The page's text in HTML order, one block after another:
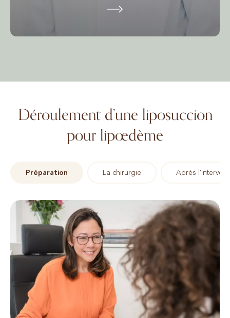
Déroulement d’une liposuccion
pour lipœdème
Préparation La chirurgie Après